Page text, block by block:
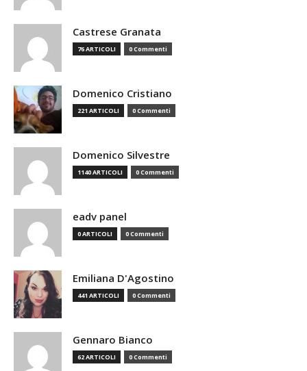
Castrese Granata
76 ARTICOLI 0 Commenti
Domenico Cristiano
221 ARTICOLI 0 Commenti
Domenico Silvestre
1140 ARTICOLI 0 Commenti
eadv panel
0 ARTICOLI 0 Commenti
Emiliana D'Agostino
441 ARTICOLI 0 Commenti
Gennaro Bianco
62 ARTICOLI 0 Commenti